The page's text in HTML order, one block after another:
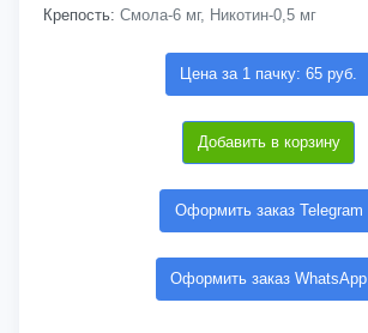
Крепость: Смола-6 мг, Никотин-0,5 мг
Цена за 1 пачку: 65 руб.
Добавить в корзину
Оформить заказ Telegram
Оформить заказ WhatsApp